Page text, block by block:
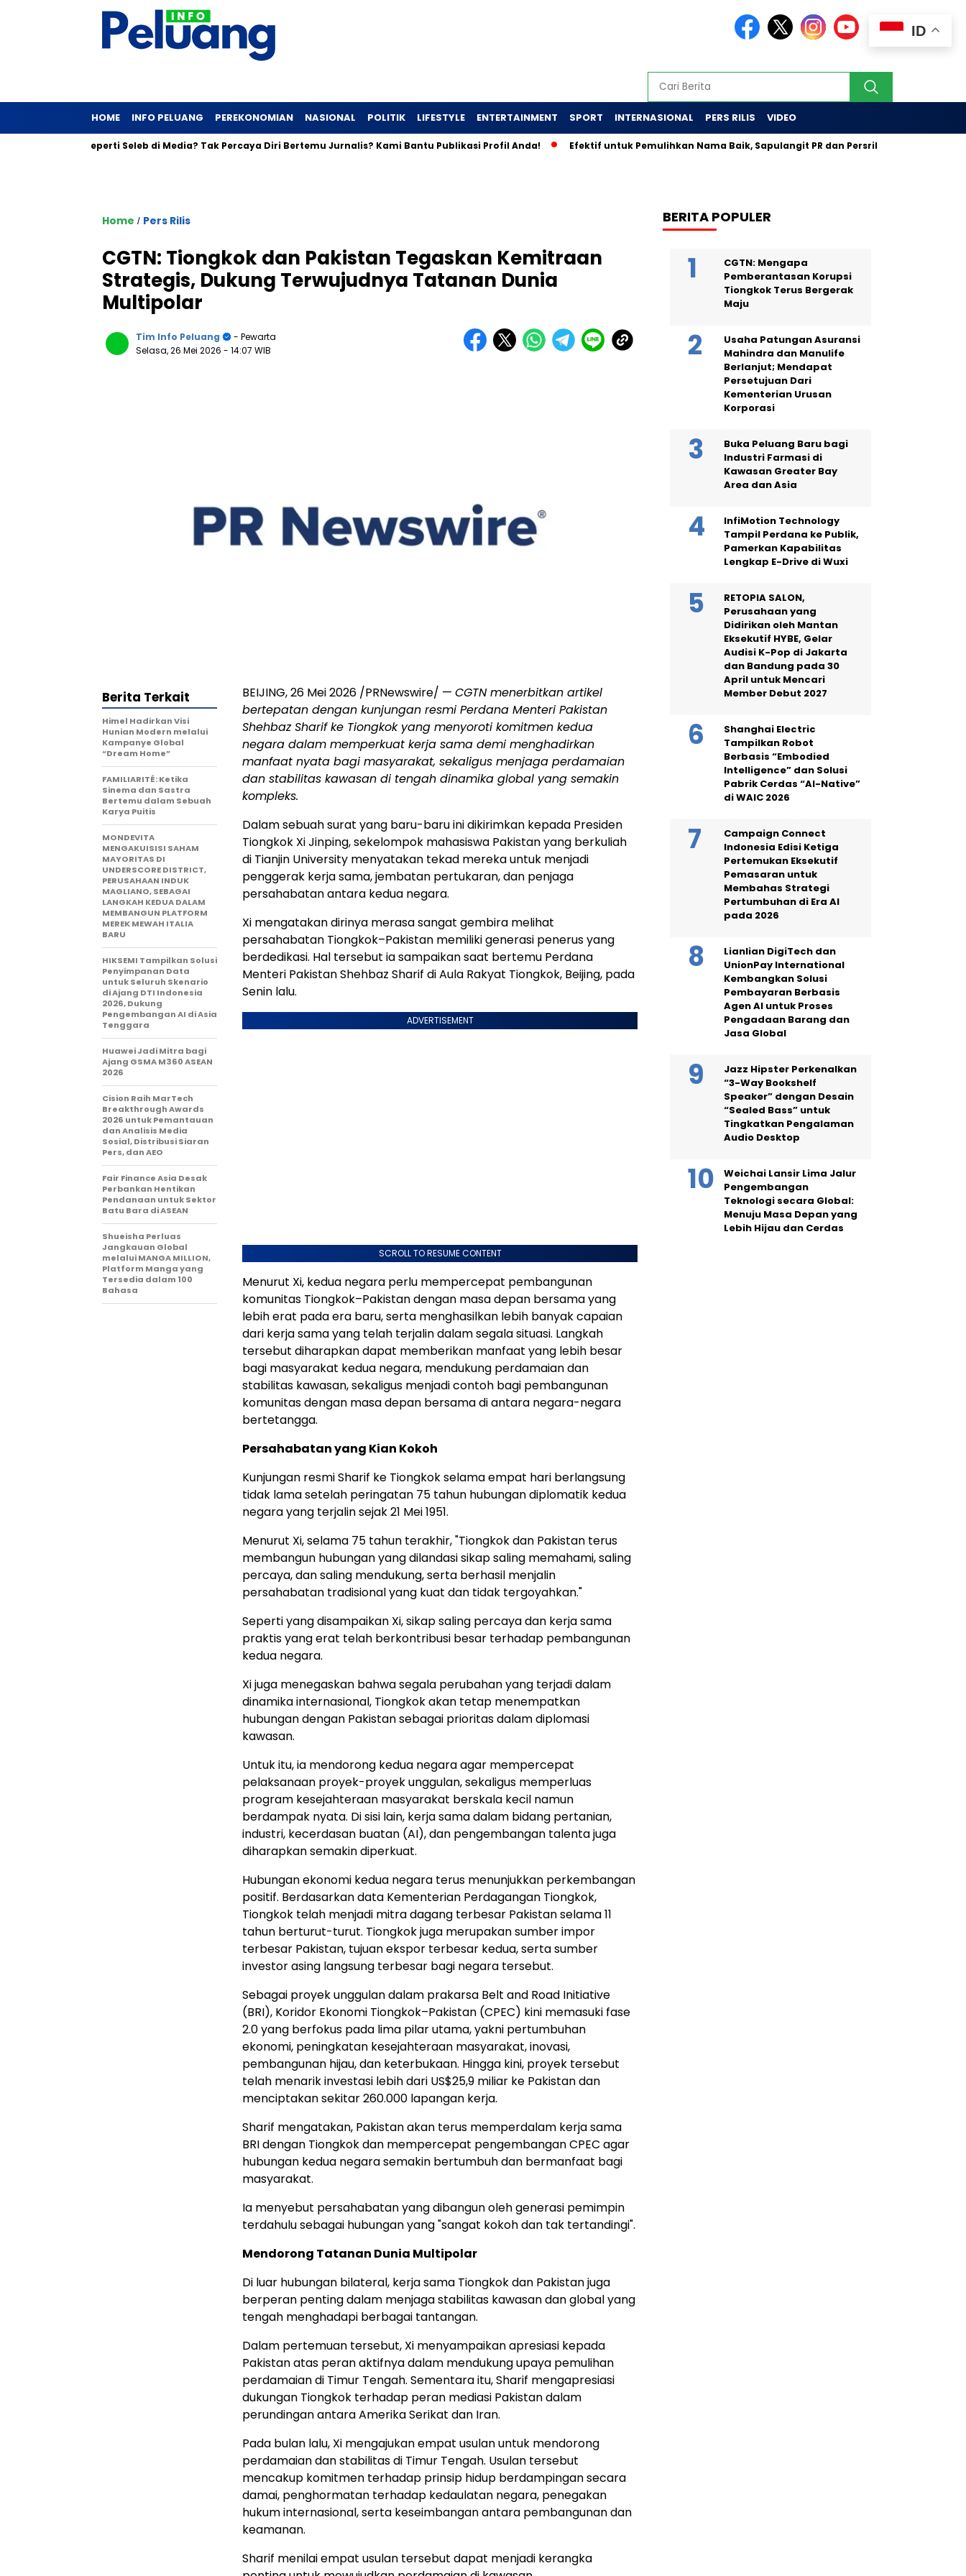
HOME INFO PELUANG PEREKONOMIAN NASIONAL POLITIK LIFESTYLE ENTERTAINMENT SPORT INTERNASIONAL PERS RILIS VIDEO
Tampil Seperti Seleb di Media? Tak Percaya Diri Bertemu Jurnalis? Kami Bantu Publikasi Profil Anda! Efektif untuk Pemulihkan Nama Baik, Sapulangit PR dan Persrilis.com Bisa Tayangkan
Home / Pers Rilis
CGTN: Tiongkok dan Pakistan Tegaskan Kemitraan
Strategis, Dukung Terwujudnya Tatanan Dunia
Multipolar
Tim Info Peluang
- Pewarta
Selasa, 26 Mei 2026 - 14:07 WIB
BEIJING, 26 Mei 2026 /PRNewswire/ — CGTN menerbitkan artikel
bertepatan dengan kunjungan resmi Perdana Menteri Pakistan
Shehbaz Sharif ke Tiongkok yang menyoroti komitmen kedua
negara dalam memperkuat kerja sama demi menghadirkan
manfaat nyata bagi masyarakat, sekaligus menjaga perdamaian
dan stabilitas kawasan di tengah dinamika global yang semakin
kompleks.
Dalam sebuah surat yang baru-baru ini dikirimkan kepada Presiden
Tiongkok Xi Jinping, sekelompok mahasiswa Pakistan yang berkuliah
di Tianjin University menyatakan tekad mereka untuk menjadi
penggerak kerja sama, jembatan pertukaran, dan penjaga
persahabatan antara kedua negara.
Xi mengatakan dirinya merasa sangat gembira melihat
persahabatan Tiongkok–Pakistan memiliki generasi penerus yang
berdedikasi. Hal tersebut ia sampaikan saat bertemu Perdana
Menteri Pakistan Shehbaz Sharif di Aula Rakyat Tiongkok, Beijing, pada
Senin lalu.
ADVERTISEMENT
SCROLL TO RESUME CONTENT
Menurut Xi, kedua negara perlu mempercepat pembangunan
komunitas Tiongkok–Pakistan dengan masa depan bersama yang
lebih erat pada era baru, serta menghasilkan lebih banyak capaian
dari kerja sama yang telah terjalin dalam segala situasi. Langkah
tersebut diharapkan dapat memberikan manfaat yang lebih besar
bagi masyarakat kedua negara, mendukung perdamaian dan
stabilitas kawasan, sekaligus menjadi contoh bagi pembangunan
komunitas dengan masa depan bersama di antara negara-negara
bertetangga.
Persahabatan yang Kian Kokoh
Kunjungan resmi Sharif ke Tiongkok selama empat hari berlangsung
tidak lama setelah peringatan 75 tahun hubungan diplomatik kedua
negara yang terjalin sejak 21 Mei 1951.
Menurut Xi, selama 75 tahun terakhir, "Tiongkok dan Pakistan terus
membangun hubungan yang dilandasi sikap saling memahami, saling
percaya, dan saling mendukung, serta berhasil menjalin
persahabatan tradisional yang kuat dan tidak tergoyahkan."
Seperti yang disampaikan Xi, sikap saling percaya dan kerja sama
praktis yang erat telah berkontribusi besar terhadap pembangunan
kedua negara.
Xi juga menegaskan bahwa segala perubahan yang terjadi dalam
dinamika internasional, Tiongkok akan tetap menempatkan
hubungan dengan Pakistan sebagai prioritas dalam diplomasi
kawasan.
Untuk itu, ia mendorong kedua negara agar mempercepat
pelaksanaan proyek-proyek unggulan, sekaligus memperluas
program kesejahteraan masyarakat berskala kecil namun
berdampak nyata. Di sisi lain, kerja sama dalam bidang pertanian,
industri, kecerdasan buatan (AI), dan pengembangan talenta juga
diharapkan semakin diperkuat.
Hubungan ekonomi kedua negara terus menunjukkan perkembangan
positif. Berdasarkan data Kementerian Perdagangan Tiongkok,
Tiongkok telah menjadi mitra dagang terbesar Pakistan selama 11
tahun berturut-turut. Tiongkok juga merupakan sumber impor
terbesar Pakistan, tujuan ekspor terbesar kedua, serta sumber
investor asing langsung terbesar bagi negara tersebut.
Sebagai proyek unggulan dalam prakarsa Belt and Road Initiative
(BRI), Koridor Ekonomi Tiongkok–Pakistan (CPEC) kini memasuki fase
2.0 yang berfokus pada lima pilar utama, yakni pertumbuhan
ekonomi, peningkatan kesejahteraan masyarakat, inovasi,
pembangunan hijau, dan keterbukaan. Hingga kini, proyek tersebut
telah menarik investasi lebih dari US$25,9 miliar ke Pakistan dan
menciptakan sekitar 260.000 lapangan kerja.
Sharif mengatakan, Pakistan akan terus memperdalam kerja sama
BRI dengan Tiongkok dan mempercepat pengembangan CPEC agar
hubungan kedua negara semakin bertumbuh dan bermanfaat bagi
masyarakat.
Ia menyebut persahabatan yang dibangun oleh generasi pemimpin
terdahulu sebagai hubungan yang "sangat kokoh dan tak tertandingi".
Mendorong Tatanan Dunia Multipolar
Di luar hubungan bilateral, kerja sama Tiongkok dan Pakistan juga
berperan penting dalam menjaga stabilitas kawasan dan global yang
tengah menghadapi berbagai tantangan.
Dalam pertemuan tersebut, Xi menyampaikan apresiasi kepada
Pakistan atas peran aktifnya dalam mendukung upaya pemulihan
perdamaian di Timur Tengah. Sementara itu, Sharif mengapresiasi
dukungan Tiongkok terhadap peran mediasi Pakistan dalam
perundingan antara Amerika Serikat dan Iran.
Pada bulan lalu, Xi mengajukan empat usulan untuk mendorong
perdamaian dan stabilitas di Timur Tengah. Usulan tersebut
mencakup komitmen terhadap prinsip hidup berdampingan secara
damai, penghormatan terhadap kedaulatan negara, penegakan
hukum internasional, serta keseimbangan antara pembangunan dan
keamanan.
Sharif menilai empat usulan tersebut dapat menjadi kerangka
Berita Terkait
Himel Hadirkan Visi
Hunian Modern melalui
Kampanye Global
“Dream Home”
FAMILIARITÉ: Ketika
Sinema dan Sastra
Bertemu dalam Sebuah
Karya Puitis
MONDEVITA
MENGAKUISISI SAHAM
MAYORITAS DI
UNDERSCORE DISTRICT,
PERUSAHAAN INDUK
MAGLIANO, SEBAGAI
LANGKAH KEDUA DALAM
MEMBANGUN PLATFORM
MEREK MEWAH ITALIA
BARU
HIKSEMI Tampilkan Solusi
Penyimpanan Data
untuk Seluruh Skenario
di Ajang DTI Indonesia
2026, Dukung
Pengembangan AI di Asia
Tenggara
Huawei Jadi Mitra bagi
Ajang GSMA M360 ASEAN
2026
Cision Raih MarTech
Breakthrough Awards
2026 untuk Pemantauan
dan Analisis Media
Sosial, Distribusi Siaran
Pers, dan AEO
Fair Finance Asia Desak
Perbankan Hentikan
Pendanaan untuk Sektor
Batu Bara di ASEAN
Shueisha Perluas
Jangkauan Global
melalui MANGA MILLION,
Platform Manga yang
Tersedia dalam 100
Bahasa
BERITA POPULER
CGTN: Mengapa
Pemberantasan Korupsi
Tiongkok Terus Bergerak
Maju
Usaha Patungan Asuransi
Mahindra dan Manulife
Berlanjut; Mendapat
Persetujuan Dari
Kementerian Urusan
Korporasi
Buka Peluang Baru bagi
Industri Farmasi di
Kawasan Greater Bay
Area dan Asia
InfiMotion Technology
Tampil Perdana ke Publik,
Pamerkan Kapabilitas
Lengkap E-Drive di Wuxi
RETOPIA SALON,
Perusahaan yang
Didirikan oleh Mantan
Eksekutif HYBE, Gelar
Audisi K-Pop di Jakarta
dan Bandung pada 30
April untuk Mencari
Member Debut 2027
Shanghai Electric
Tampilkan Robot
Berbasis “Embodied
Intelligence” dan Solusi
Pabrik Cerdas “AI-Native”
di WAIC 2026
Campaign Connect
Indonesia Edisi Ketiga
Pertemukan Eksekutif
Pemasaran untuk
Membahas Strategi
Pertumbuhan di Era AI
pada 2026
Lianlian DigiTech dan
UnionPay International
Kembangkan Solusi
Pembayaran Berbasis
Agen AI untuk Proses
Pengadaan Barang dan
Jasa Global
Jazz Hipster Perkenalkan
“3-Way Bookshelf
Speaker” dengan Desain
“Sealed Bass” untuk
Tingkatkan Pengalaman
Audio Desktop
Weichai Lansir Lima Jalur
Pengembangan
Teknologi secara Global:
Menuju Masa Depan yang
Lebih Hijau dan Cerdas
ID